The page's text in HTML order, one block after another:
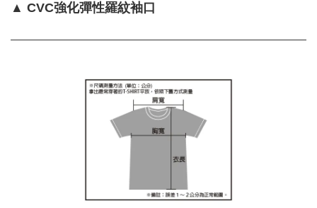
▲ CVC強化彈性羅紋袖口